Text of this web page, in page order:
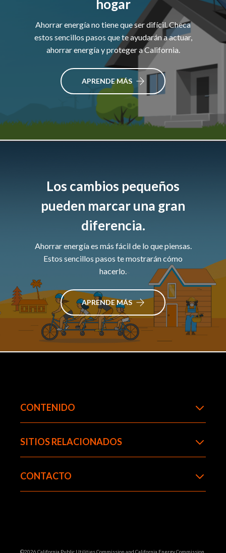
hogar
Ahorrar energía no tiene que ser difícil. Checa
estos sencillos pasos que te ayudarán a actuar,
ahorrar energía y proteger a California.
APRENDE MÁS
Los cambios pequeños
pueden marcar una gran
diferencia.
Ahorrar energía es más fácil de lo que piensas.
Estos sencillos pasos te mostrarán cómo
hacerlo.
APRENDE MÁS
CONTENIDO
SITIOS RELACIONADOS
CONTACTO
©2026 California Public Utilities Commission and California Energy Commission.